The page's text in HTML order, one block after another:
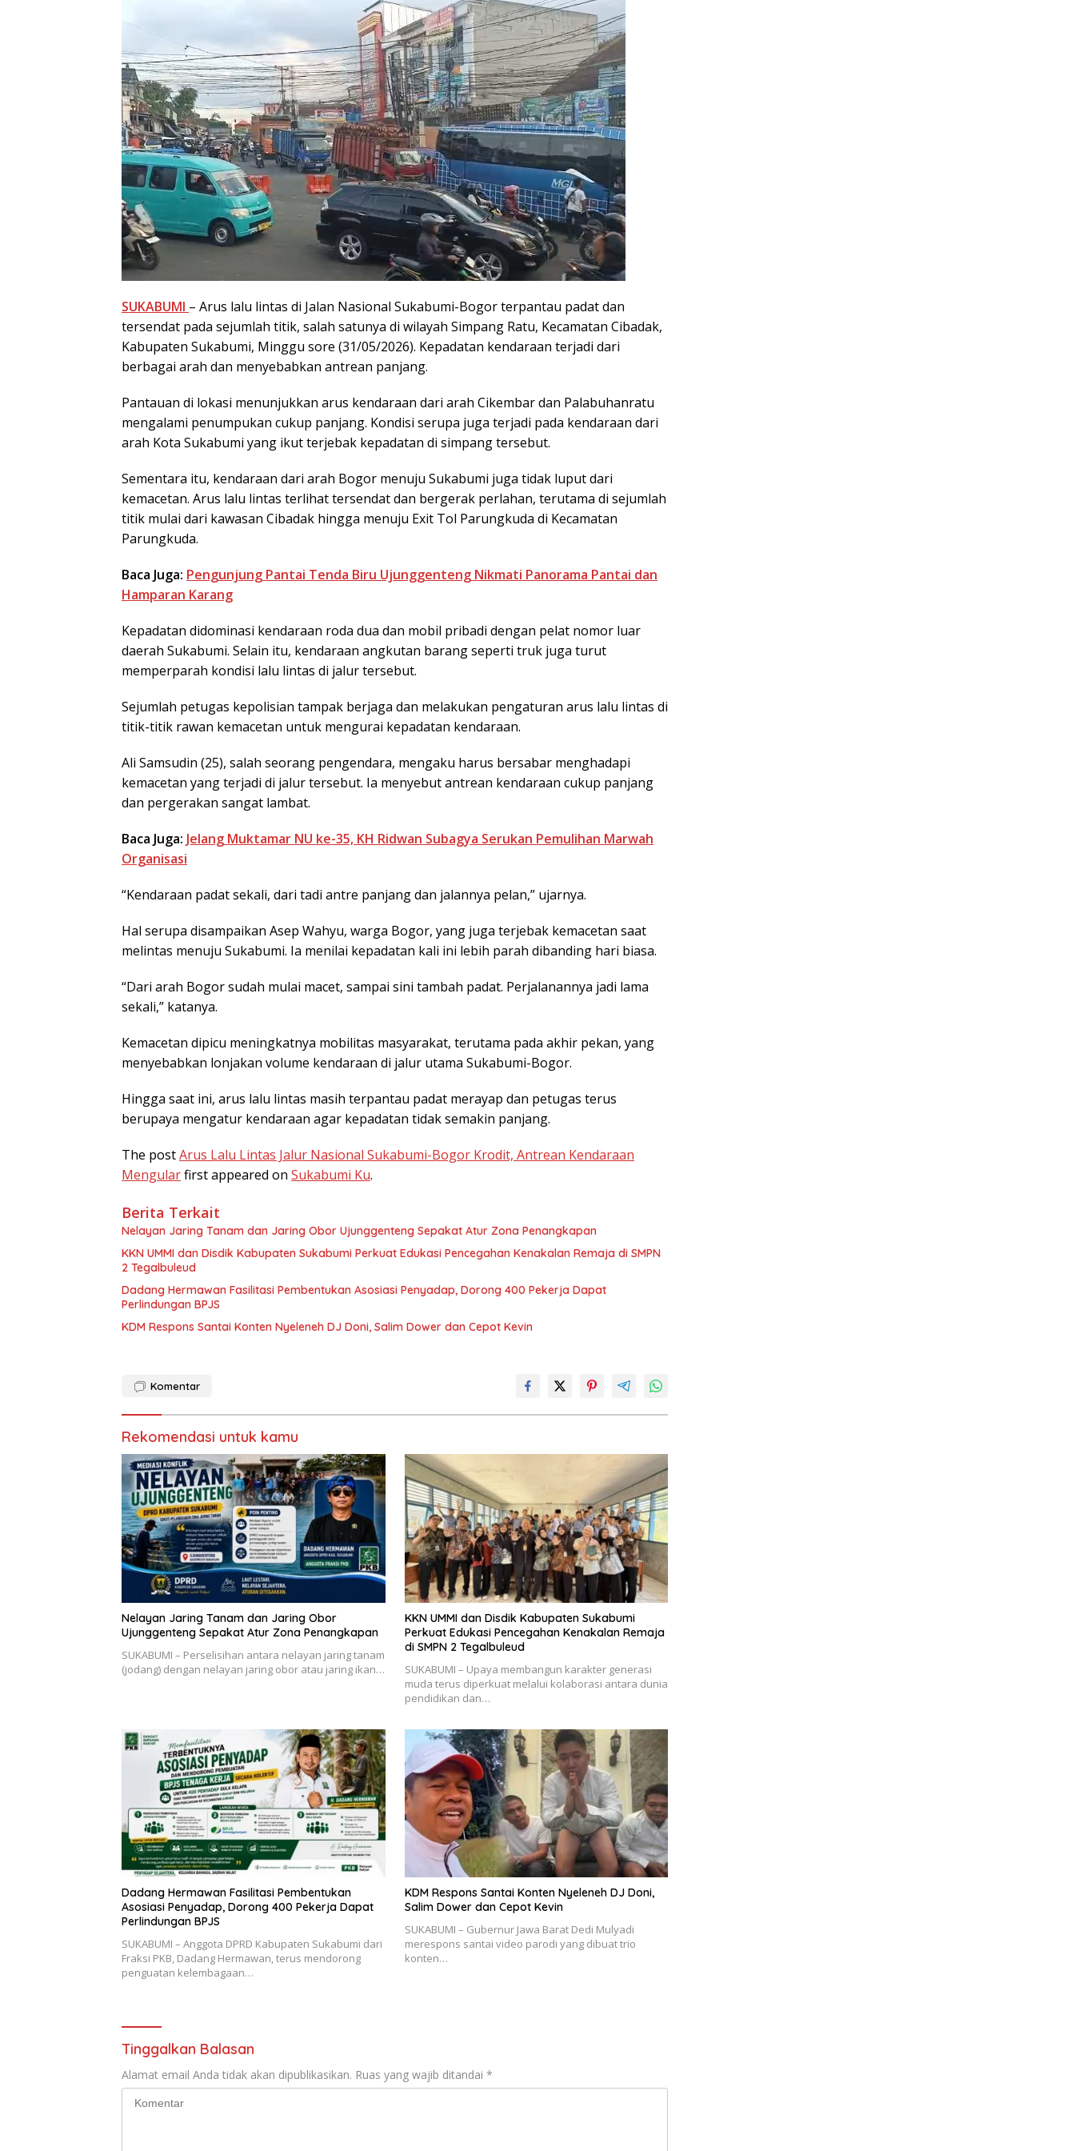
SUKABUMI – Arus lalu lintas di Jalan Nasional Sukabumi-Bogor terpantau padat dan
tersendat pada sejumlah titik, salah satunya di wilayah Simpang Ratu, Kecamatan Cibadak,
Kabupaten Sukabumi, Minggu sore (31/05/2026). Kepadatan kendaraan terjadi dari
berbagai arah dan menyebabkan antrean panjang.
Pantauan di lokasi menunjukkan arus kendaraan dari arah Cikembar dan Palabuhanratu
mengalami penumpukan cukup panjang. Kondisi serupa juga terjadi pada kendaraan dari
arah Kota Sukabumi yang ikut terjebak kepadatan di simpang tersebut.
Sementara itu, kendaraan dari arah Bogor menuju Sukabumi juga tidak luput dari
kemacetan. Arus lalu lintas terlihat tersendat dan bergerak perlahan, terutama di sejumlah
titik mulai dari kawasan Cibadak hingga menuju Exit Tol Parungkuda di Kecamatan
Parungkuda.
Baca Juga: Pengunjung Pantai Tenda Biru Ujunggenteng Nikmati Panorama Pantai dan
Hamparan Karang
Kepadatan didominasi kendaraan roda dua dan mobil pribadi dengan pelat nomor luar
daerah Sukabumi. Selain itu, kendaraan angkutan barang seperti truk juga turut
memperparah kondisi lalu lintas di jalur tersebut.
Sejumlah petugas kepolisian tampak berjaga dan melakukan pengaturan arus lalu lintas di
titik-titik rawan kemacetan untuk mengurai kepadatan kendaraan.
Ali Samsudin (25), salah seorang pengendara, mengaku harus bersabar menghadapi
kemacetan yang terjadi di jalur tersebut. Ia menyebut antrean kendaraan cukup panjang
dan pergerakan sangat lambat.
Baca Juga: Jelang Muktamar NU ke-35, KH Ridwan Subagya Serukan Pemulihan Marwah
Organisasi
“Kendaraan padat sekali, dari tadi antre panjang dan jalannya pelan,” ujarnya.
Hal serupa disampaikan Asep Wahyu, warga Bogor, yang juga terjebak kemacetan saat
melintas menuju Sukabumi. Ia menilai kepadatan kali ini lebih parah dibanding hari biasa.
“Dari arah Bogor sudah mulai macet, sampai sini tambah padat. Perjalanannya jadi lama
sekali,” katanya.
Kemacetan dipicu meningkatnya mobilitas masyarakat, terutama pada akhir pekan, yang
menyebabkan lonjakan volume kendaraan di jalur utama Sukabumi-Bogor.
Hingga saat ini, arus lalu lintas masih terpantau padat merayap dan petugas terus
berupaya mengatur kendaraan agar kepadatan tidak semakin panjang.
The postArus Lalu Lintas Jalur Nasional Sukabumi-Bogor Krodit, Antrean Kendaraan
Mengularfirst appeared on Sukabumi Ku.
Berita Terkait
Nelayan Jaring Tanam dan Jaring Obor Ujunggenteng Sepakat Atur Zona Penangkapan
KKN UMMI dan Disdik Kabupaten Sukabumi Perkuat Edukasi Pencegahan Kenakalan Remaja di SMPN
2 Tegalbuleud
Dadang Hermawan Fasilitasi Pembentukan Asosiasi Penyadap, Dorong 400 Pekerja Dapat
Perlindungan BPJS
KDM Respons Santai Konten Nyeleneh DJ Doni, Salim Dower dan Cepot Kevin
Komentar
Rekomendasi untuk kamu
Nelayan Jaring Tanam dan Jaring Obor
Ujunggenteng Sepakat Atur Zona Penangkapan
SUKABUMI – Perselisihan antara nelayan jaring tanam
(jodang) dengan nelayan jaring obor atau jaring ikan…
KKN UMMI dan Disdik Kabupaten Sukabumi
Perkuat Edukasi Pencegahan Kenakalan Remaja
di SMPN 2 Tegalbuleud
SUKABUMI – Upaya membangun karakter generasi
muda terus diperkuat melalui kolaborasi antara dunia
pendidikan dan…
Dadang Hermawan Fasilitasi Pembentukan
Asosiasi Penyadap, Dorong 400 Pekerja Dapat
Perlindungan BPJS
SUKABUMI – Anggota DPRD Kabupaten Sukabumi dari
Fraksi PKB, Dadang Hermawan, terus mendorong
penguatan kelembagaan…
KDM Respons Santai Konten Nyeleneh DJ Doni,
Salim Dower dan Cepot Kevin
SUKABUMI – Gubernur Jawa Barat Dedi Mulyadi
merespons santai video parodi yang dibuat trio
konten…
Tinggalkan Balasan
Alamat email Anda tidak akan dipublikasikan. Ruas yang wajib ditandai *